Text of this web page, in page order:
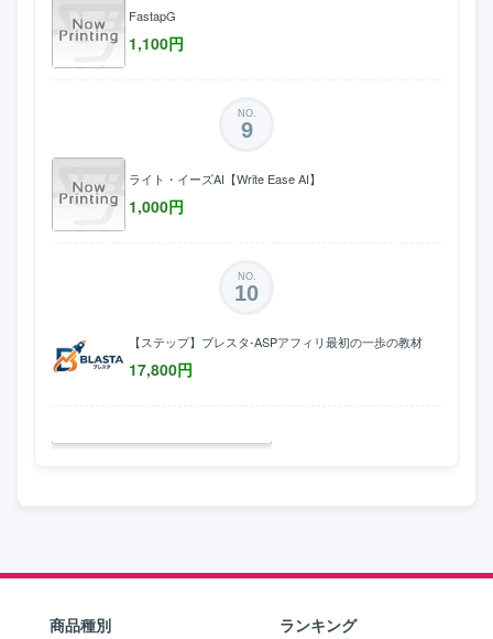
FastapG
1,100円
NO.
9
ライト・イーズAI【Write Ease AI】
1,000円
NO.
10
【ステップ】ブレスタ-ASPアフィリ最初の一歩の教材
17,800円
商品種別 ランキング